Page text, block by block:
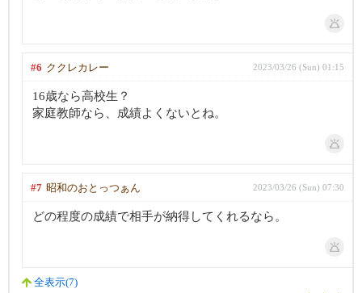
#6 ククレカレー 2023/03/26 (Sun) 01:15
16歳なら高校生？
家庭教師なら、成績よくないとね。
#7 昭和のおとっつぁん 2023/03/26 (Sun) 07:30
どの程度の成績で相手が納得してくれるなら。
全表示(7)